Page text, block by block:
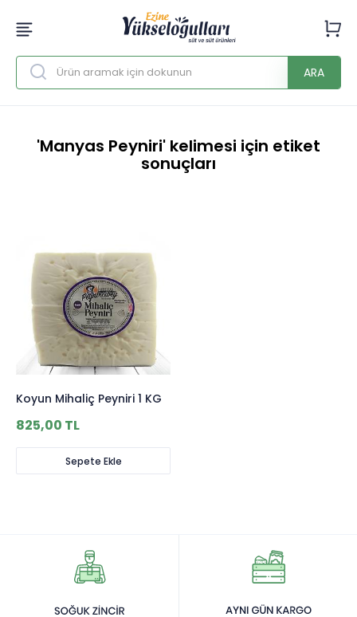
ARA
'Manyas Peyniri' kelimesi için etiket
sonuçları
Koyun Mihaliç Peyniri 1 KG
825,00 TL
Sepete Ekle